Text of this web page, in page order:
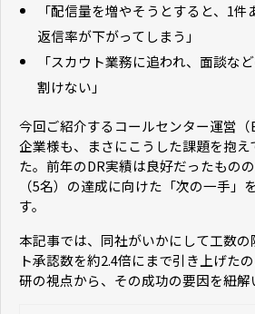
「配信量を増やそうとすると、1件
返信率が下がってしまう」
「スカウト業務に追われ、面談な
割けない」
今回ご紹介するコールセンター運営
企業様も、まさにこうした課題を抱
た。前年のDR実績は良好だったもの
（5名）の達成に向けた「次の一手」
す。
本記事では、同社がいかにして工数
ト承認数を約2.4倍にまで引き上げた
研の視点から、その成功の要因を紐解